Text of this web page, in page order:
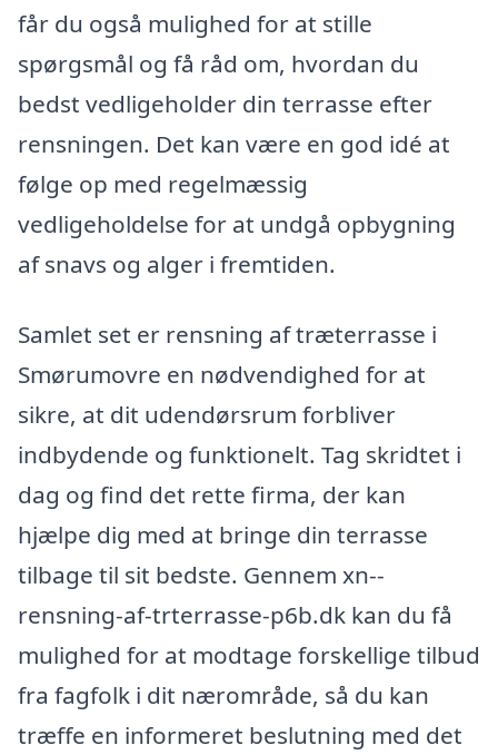
får du også mulighed for at stille
spørgsmål og få råd om, hvordan du
bedst vedligeholder din terrasse efter
rensningen. Det kan være en god idé at
følge op med regelmæssig
vedligeholdelse for at undgå opbygning
af snavs og alger i fremtiden.
Samlet set er rensning af træterrasse i
Smørumovre en nødvendighed for at
sikre, at dit udendørsrum forbliver
indbydende og funktionelt. Tag skridtet i
dag og find det rette firma, der kan
hjælpe dig med at bringe din terrasse
tilbage til sit bedste. Gennem xn--
rensning-af-trterrasse-p6b.dk kan du få
mulighed for at modtage forskellige tilbud
fra fagfolk i dit nærområde, så du kan
træffe en informeret beslutning med det